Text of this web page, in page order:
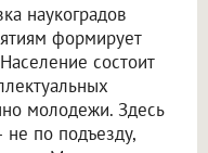
наукоградов
формирует
состоит
молодежи. Здесь
не по подъезду,